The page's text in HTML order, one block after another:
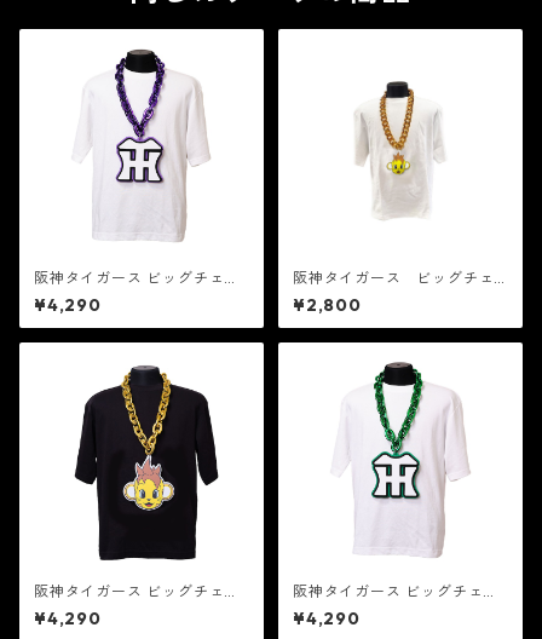
阪神タイガース ビッグチェー
ン TG-17PR
¥4,290
阪神タイガース ビッグチェ
ーン コラッキーライト TG-
40GL
¥2,800
阪神タイガース ビッグチェー
ン TG-19GL
¥4,290
阪神タイガース ビッグチェー
ン TG-18GR
¥4,290